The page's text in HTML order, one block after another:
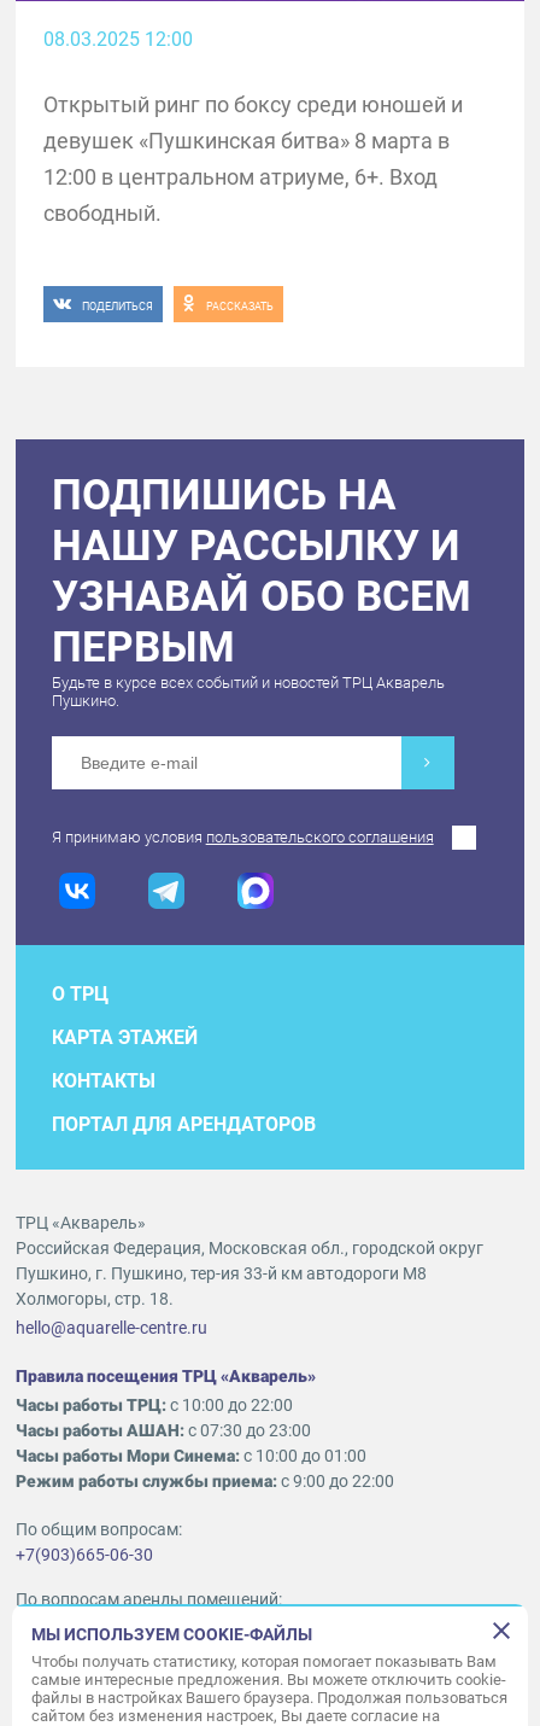
08.03.2025 12:00
Открытый ринг по боксу среди юношей и
девушек «Пушкинская битва» 8 марта в
12:00 в центральном атриуме, 6+. Вход
свободный.
ПОДЕЛИТЬСЯ РАССКАЗАТЬ
ПОДПИШИСЬ НА
НАШУ РАССЫЛКУ И
УЗНАВАЙ ОБО ВСЕМ
ПЕРВЫМ
Будьте в курсе всех событий и новостей ТРЦ Акварель
Пушкино.
Я принимаю условия пользовательского соглашения
О ТРЦ
КАРТА ЭТАЖЕЙ
КОНТАКТЫ
ПОРТАЛ ДЛЯ АРЕНДАТОРОВ
ТРЦ «Акварель»
Российская Федерация, Московская обл., городской округ
Пушкино, г. Пушкино, тер-ия 33-й км автодороги М8
Холмогоры, стр. 18.
hello@aquarelle-centre.ru
Правила посещения ТРЦ «Акварель»
Часы работы ТРЦ:с 10:00 до 22:00
Часы работы АШАН:с 07:30 до 23:00
Часы работы Мори Синема:с 10:00 до 01:00
Режим работы службы приема:с 9:00 до 22:00
По общим вопросам:
+7(903)665-06-30
По вопросам аренды помещений:
ukleykina@nhood.com
+7(903)665-98-78
© ООО «Акварель» 2010–2026.
МЫ ИСПОЛЬЗУЕМ COOKIE-ФАЙЛЫ
Чтобы получать статистику, которая помогает показывать Вам
самые интересные предложения. Вы можете отключить cookie-
файлы в настройках Вашего браузера. Продолжая пользоваться
сайтом без изменения настроек, Вы даете согласие на